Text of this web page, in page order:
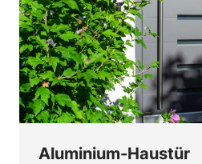
Aluminium-Haustür